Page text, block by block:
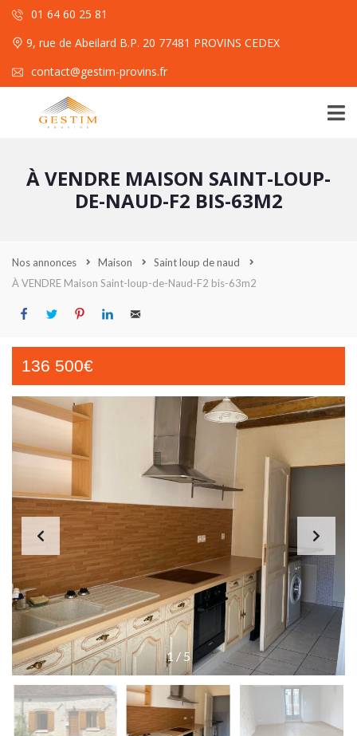
01 64 60 25 81
9, rue de Abeilard B.P. 20 77481 PROVINS CEDEX
contact@gestim-provins.fr
À VENDRE MAISON SAINT-LOUP-
DE-NAUD-F2 BIS-63M2
Nos annonces Maison
Saint loup de naud
À VENDRE Maison Saint-loup-de-Naud-F2 bis-63m2
136 500€
1 / 5